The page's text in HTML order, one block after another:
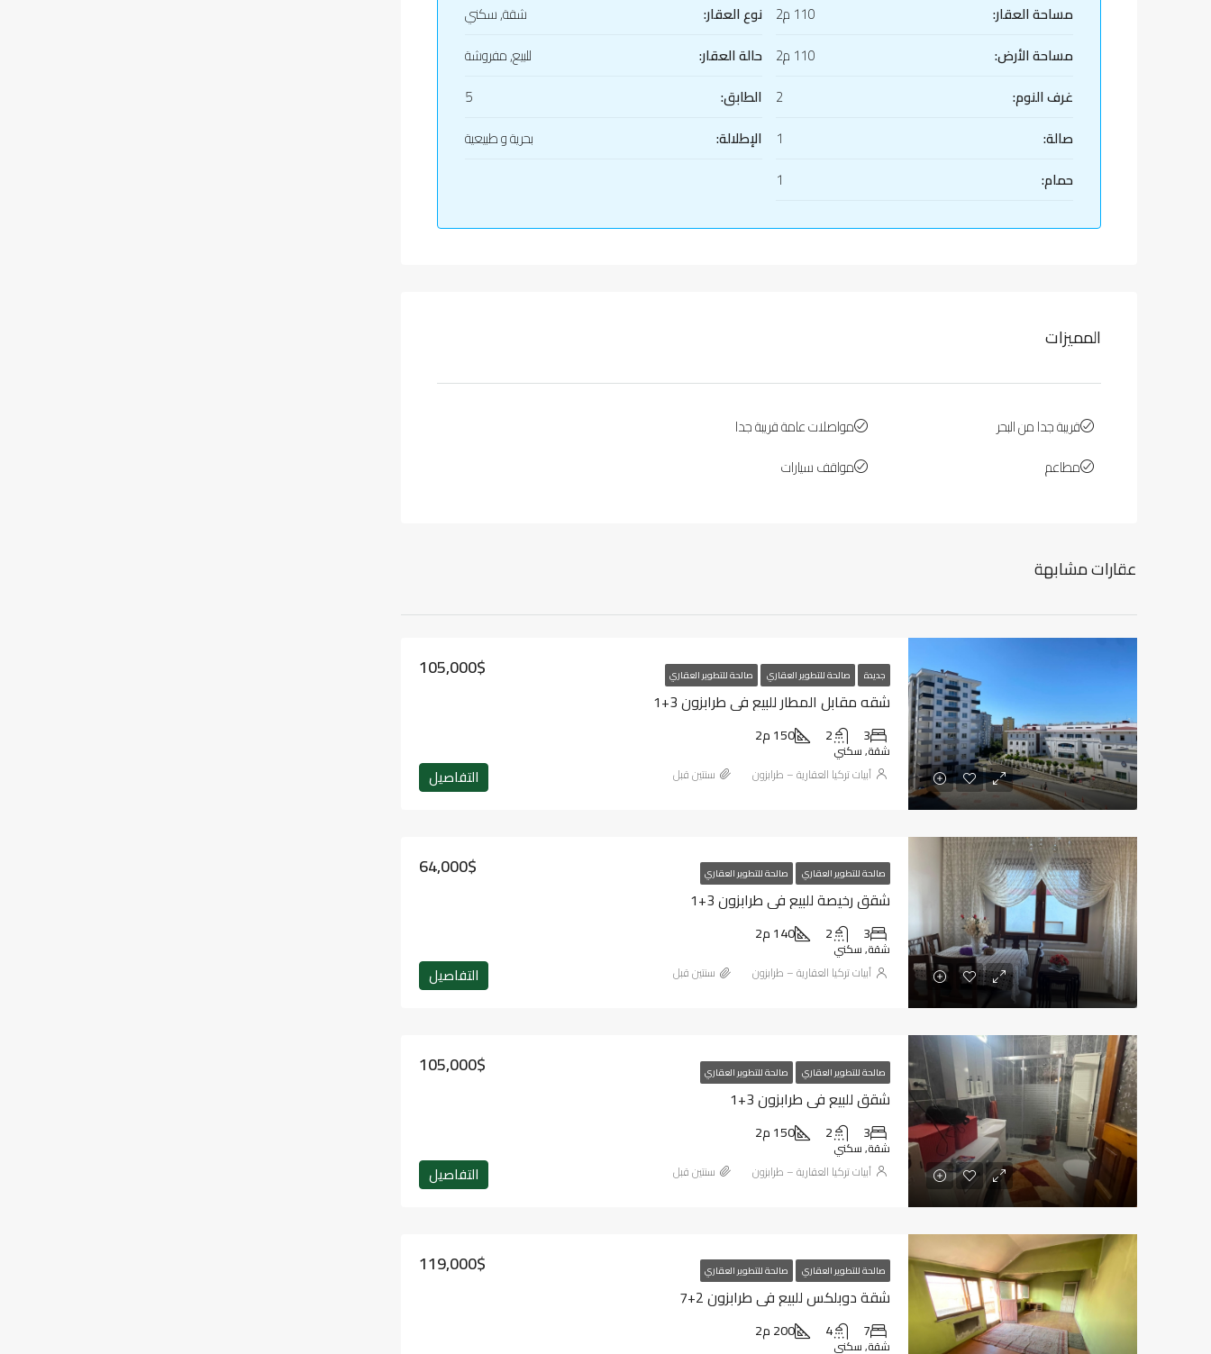
مساحة العقار:
110 م2
مساحة الأرض:
110 م2
غرف النوم:
2
صالة:
1
حمام:
1
نوع العقار:
شقة, سكني
حالة العقار:
للبيع, مفروشة
الطابق:
5
الإطلالة:
بحرية و طبيعية
المميزات
قريبة جدا من البحر
مطاعم
مواصلات عامة قريبة جدا
مواقف سيارات
عقارات مشابهة
جديدة صالحة للتطوير العقاري صالحة للتطوير العقاري
شقه مقابل المطار للبيع في طرابزون 3+1
105,000$
3
2 150 م2
شقة, سكني
التفاصيل أبيات تركيا العقارية – طرابزون ‏سنتين قبل
صالحة للتطوير العقاري صالحة للتطوير العقاري
شقق رخيصة للبيع في طرابزون 3+1
64,000$
3
2 140 م2
شقة, سكني
التفاصيل أبيات تركيا العقارية – طرابزون ‏سنتين قبل
صالحة للتطوير العقاري صالحة للتطوير العقاري
شقق للبيع في طرابزون 3+1
105,000$
3
2 150 م2
شقة, سكني
التفاصيل أبيات تركيا العقارية – طرابزون ‏سنتين قبل
صالحة للتطوير العقاري صالحة للتطوير العقاري
شقة دوبلكس للبيع في طرابزون 2+7
119,000$
7
4 200 م2
شقة, سكني